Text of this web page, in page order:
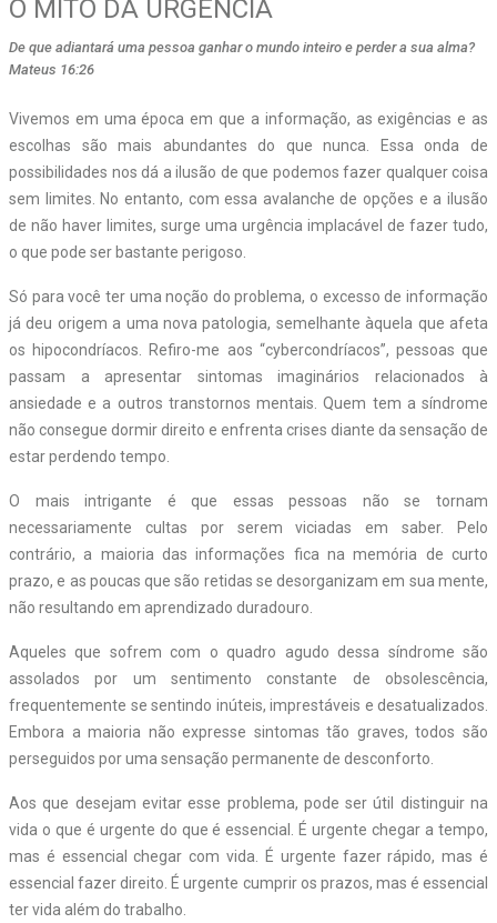
O MITO DA URGÊNCIA
De que adiantará uma pessoa ganhar o mundo inteiro e perder a sua alma?
Mateus 16:26
Vivemos em uma época em que a informação, as exigências e as
escolhas são mais abundantes do que nunca. Essa onda de
possibilidades nos dá a ilusão de que podemos fazer qualquer coisa
sem limites. No entanto, com essa avalanche de opções e a ilusão
de não haver limites, surge uma urgência implacável de fazer tudo,
o que pode ser bastante perigoso.
Só para você ter uma noção do problema, o excesso de informação
já deu origem a uma nova patologia, semelhante àquela que afeta
os hipocondríacos. Refiro-me aos “cybercondríacos”, pessoas que
passam a apresentar sintomas imaginários relacionados à
ansiedade e a outros transtornos mentais. Quem tem a síndrome
não consegue dormir direito e enfrenta crises diante da sensação de
estar perdendo tempo.
O mais intrigante é que essas pessoas não se tornam
necessariamente cultas por serem viciadas em saber. Pelo
contrário, a maioria das informações fica na memória de curto
prazo, e as poucas que são retidas se desorganizam em sua mente,
não resultando em aprendizado duradouro.
Aqueles que sofrem com o quadro agudo dessa síndrome são
assolados por um sentimento constante de obsolescência,
frequentemente se sentindo inúteis, imprestáveis e desatualizados.
Embora a maioria não expresse sintomas tão graves, todos são
perseguidos por uma sensação permanente de desconforto.
Aos que desejam evitar esse problema, pode ser útil distinguir na
vida o que é urgente do que é essencial. É urgente chegar a tempo,
mas é essencial chegar com vida. É urgente fazer rápido, mas é
essencial fazer direito. É urgente cumprir os prazos, mas é essencial
ter vida além do trabalho.